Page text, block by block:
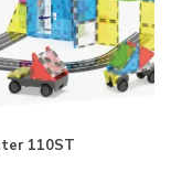
110ST